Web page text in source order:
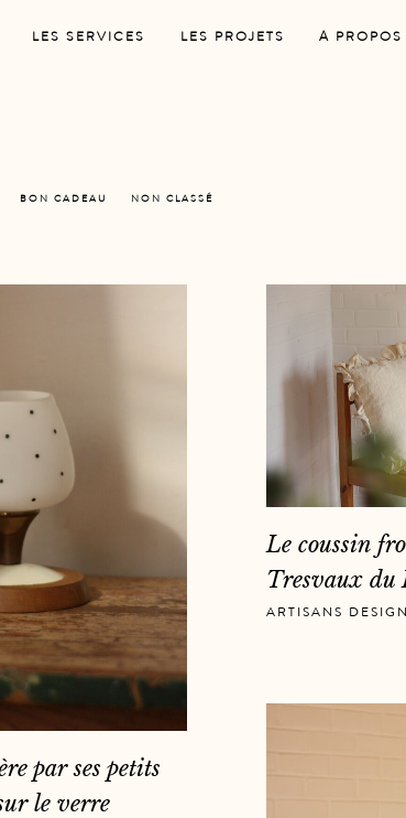
LES SERVICES LES PROJETS A PROPOS
BON CADEAU NON CLASSÉ
par ses petits
le verre
Le coussin
Tresvaux du
ARTISANS